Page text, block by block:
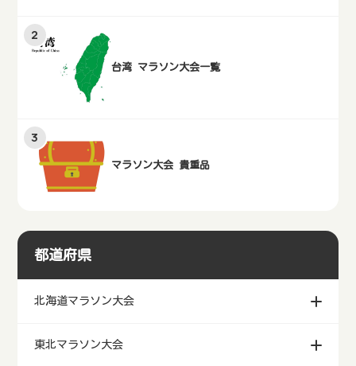
台湾 マラソン大会一覧
マラソン大会 貴重品
都道府県
北海道マラソン大会
東北マラソン大会